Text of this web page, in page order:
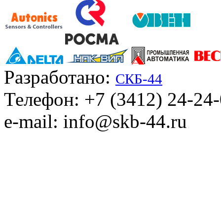
Разработано: СКБ-44
Телефон: +7 (3412) 24-
e-mail: info@skb-44.ru